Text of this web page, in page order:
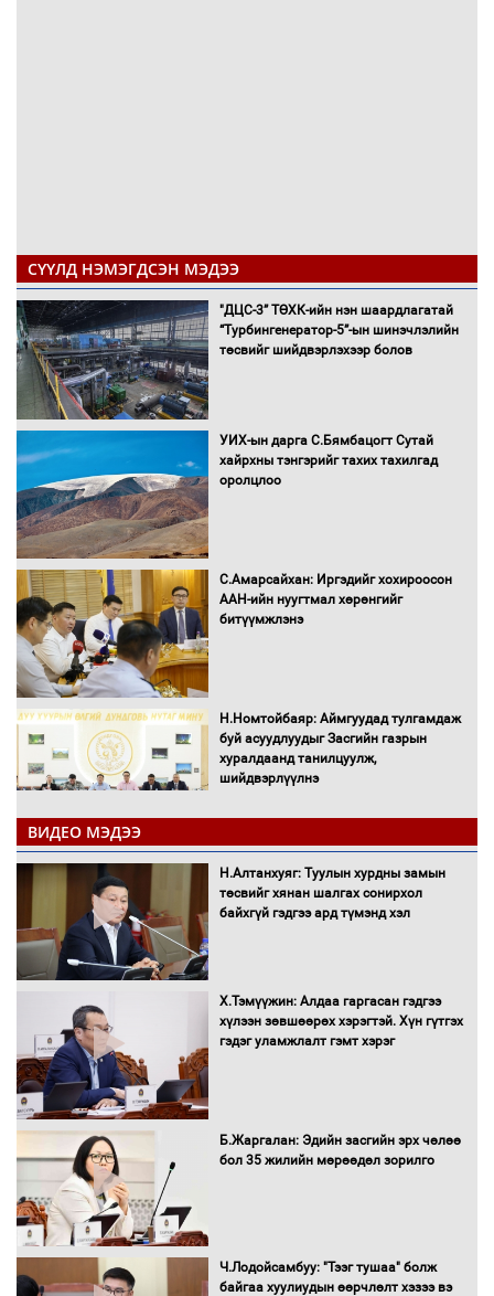
СҮҮЛД НЭМЭГДСЭН МЭДЭЭ
"ДЦС-3” ТӨХК-ийн нэн шаардлагатай
“Турбингенератор-5”-ын шинэчлэлийн
төсвийг шийдвэрлэхээр болов
УИХ-ын дарга С.Бямбацогт Сутай
хайрхны тэнгэрийг тахих тахилгад
оролцлоо
С.Амарсайхан: Иргэдийг хохироосон
ААН-ийн нуугтмал хөрөнгийг
битүүмжлэнэ
Н.Номтойбаяр: Аймгуудад тулгамдаж
буй асуудлуудыг Засгийн газрын
хуралдаанд танилцуулж,
шийдвэрлүүлнэ
эрэгтэйчүүдийн волейболын тэмцээнд
оролцож байгаа баг тамирчдад
амжилт хүслээ
Автобензин, дизель түлшний онцгой
албан татварыг тэглэлээ
Санхүүгийн хэмнэлтийн горимд эрүүл
мэндийн салбар хамаарахгүй
Нөөцийн махны худалдаа,
борлуулалтыг нээлттэй ил тод
ВИДЕО МЭДЭЭ
Н.Алтанхуяг: Туулын хурдны замын
төсвийг хянан шалгах сонирхол
байхгүй гэдгээ ард түмэнд хэл
Х.Тэмүүжин: Алдаа гаргасан гэдгээ
хүлээн зөвшөөрөх хэрэгтэй. Хүн гүтгэх
гэдэг уламжлалт гэмт хэрэг
Б.Жаргалан: Эдийн засгийн эрх чөлөө
бол 35 жилийн мөрөөдөл зорилго
Ч.Лодойсамбуу: "Тээг тушаа" болж
байгаа хуулиудын өөрчлөлт хэзээ вэ